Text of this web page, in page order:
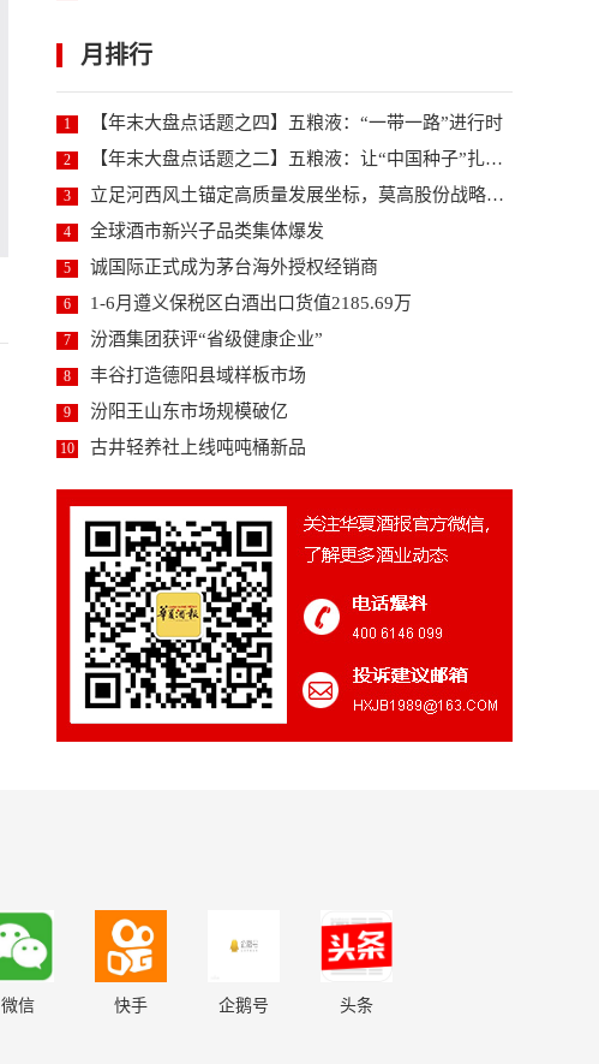
月排行
1 【年末大盘点话题之四】五粮液：“一带一路”进行时
2 【年末大盘点话题之二】五粮液：让“中国种子”扎根世...
3 立足河西风土锚定高质量发展坐标，莫高股份战略升级研...
4 全球酒市新兴子品类集体爆发
5 诚国际正式成为茅台海外授权经销商
6 1-6月遵义保税区白酒出口货值2185.69万
7 汾酒集团获评“省级健康企业”
8 丰谷打造德阳县域样板市场
9 汾阳王山东市场规模破亿
10 古井轻养社上线吨吨桶新品
微信 快手 企鹅号 头条